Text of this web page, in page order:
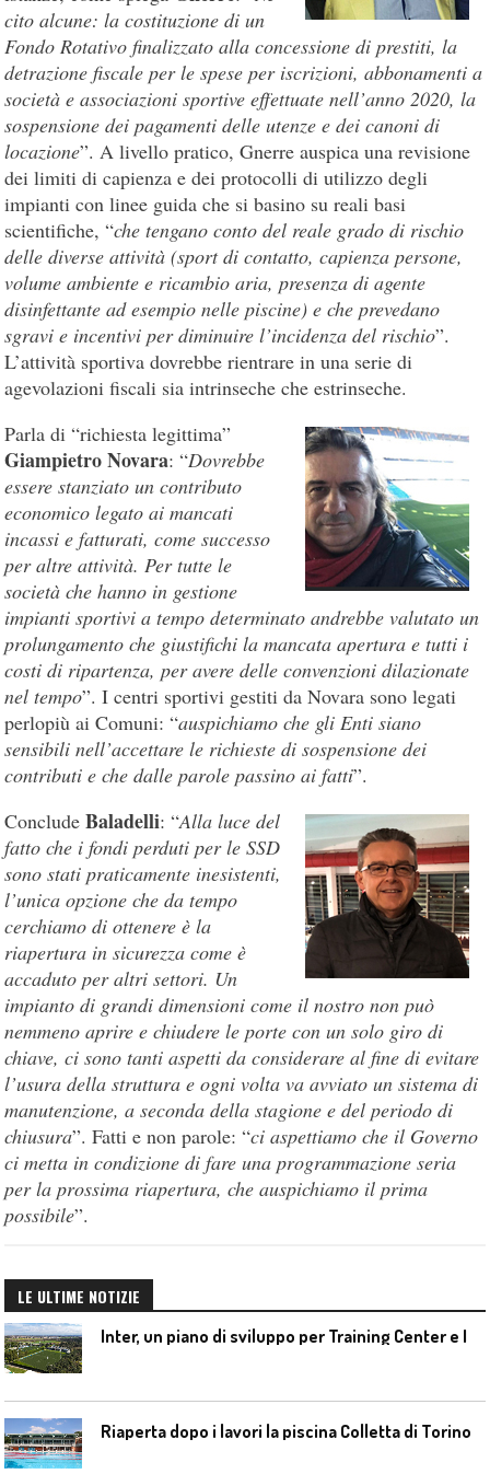
cito alcune: la costituzione di un
Fondo Rotativo finalizzato alla concessione di prestiti, la
detrazione fiscale per le spese per iscrizioni, abbonamenti a
società e associazioni sportive effettuate nell’anno 2020, la
sospensione dei pagamenti delle utenze e dei canoni di
locazione”. A livello pratico, Gnerre auspica una revisione
dei limiti di capienza e dei protocolli di utilizzo degli
impianti con linee guida che si basino su reali basi
scientifiche, “che tengano conto del reale grado di rischio
delle diverse attività (sport di contatto, capienza persone,
volume ambiente e ricambio aria, presenza di agente
disinfettante ad esempio nelle piscine) e che prevedano
sgravi e incentivi per diminuire l’incidenza del rischio”.
L’attività sportiva dovrebbe rientrare in una serie di
agevolazioni fiscali sia intrinseche che estrinseche.
Parla di “richiesta legittima”
Giampietro Novara: “Dovrebbe
essere stanziato un contributo
economico legato ai mancati
incassi e fatturati, come successo
per altre attività. Per tutte le
società che hanno in gestione
impianti sportivi a tempo determinato andrebbe valutato un
prolungamento che giustifichi la mancata apertura e tutti i
costi di ripartenza, per avere delle convenzioni dilazionate
nel tempo”. I centri sportivi gestiti da Novara sono legati
perlopiù ai Comuni: “auspichiamo che gli Enti siano
sensibili nell’accettare le richieste di sospensione dei
contributi e che dalle parole passino ai fatti”.
ConcludeBaladelli: “Alla luce del
fatto che i fondi perduti per le SSD
sono stati praticamente inesistenti,
l’unica opzione che da tempo
cerchiamo di ottenere è la
riapertura in sicurezza come è
accaduto per altri settori. Un
impianto di grandi dimensioni come il nostro non può
nemmeno aprire e chiudere le porte con un solo giro di
chiave, ci sono tanti aspetti da considerare al fine di evitare
l’usura della struttura e ogni volta va avviato un sistema di
manutenzione, a seconda della stagione e del periodo di
chiusura”. Fatti e non parole: “ci aspettiamo che il Governo
ci metta in condizione di fare una programmazione seria
per la prossima riapertura, che auspichiamo il prima
possibile”.
LE ULTIME NOTIZIE
Riaperta dopo i lavori la piscina Colletta di Torino